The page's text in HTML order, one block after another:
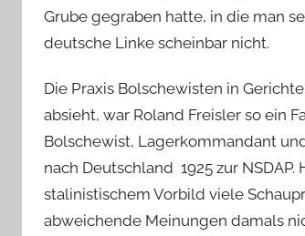
Grube gegraben hatte, in die man
deutsche Linke scheinbar nicht.
Die Praxis Bolschewisten in
absieht, war Roland Freisler so ein
Bolschewist, Lagerkommandant
nach Deutschland 1925 zur
stalinistischem Vorbild viele
abweichende Meinungen damals